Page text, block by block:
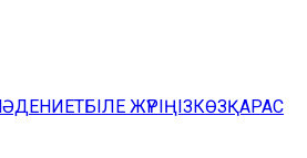
БІЛЕ ЖҮРІҢІЗКӨЗҚАРАС